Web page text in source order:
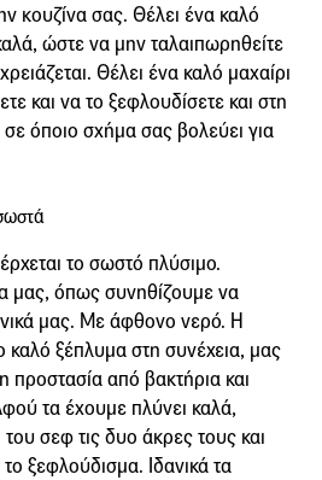
κουζίνα σας. Θέλει ένα καλό
ώστε να μην ταλαιπωρηθείτε
Θέλει ένα καλό μαχαίρι
και να το ξεφλουδίσετε και στη
όποιο σχήμα σας βολεύει για
το σωστό πλύσιμο.
μας, όπως συνηθίζουμε να
μας. Με άφθονο νερό. Η
καλό ξέπλυμα στη συνέχεια, μας
προστασία από βακτήρια και
τα έχουμε πλύνει καλά,
σεφ τις δυο άκρες τους και
ξεφλούδισμα. Ιδανικά τα